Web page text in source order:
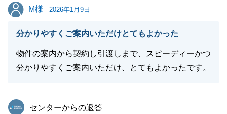
閉じる
M様
M様 2026年1月9日
分かりやすくご案内いただけとてもよかった
物件の案内から契約し引渡しまで、スピーディーかつ
分かりやすくご案内いただけ、とてもよかったです。
東急リバブル
センターからの返答